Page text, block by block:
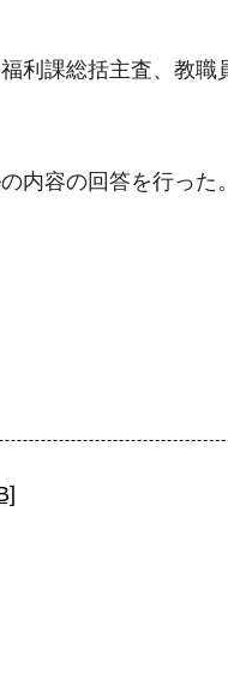
利課総括主査、教
内容の回答を行った。